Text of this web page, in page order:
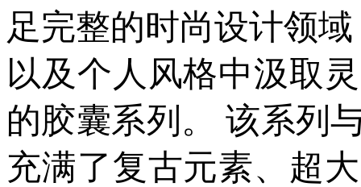
足完整的时尚设计领
以及个人风格中汲取
的胶囊系列。 该系列
充满了复古元素、超